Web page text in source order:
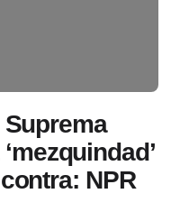
NPR